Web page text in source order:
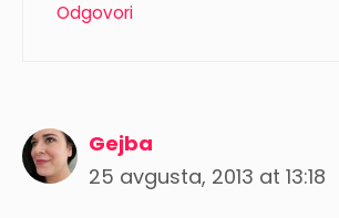
Odgovori
Gejba
25 avgusta, 2013 at 13:18